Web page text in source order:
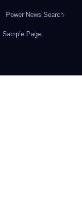
Power News Search
Sample Page